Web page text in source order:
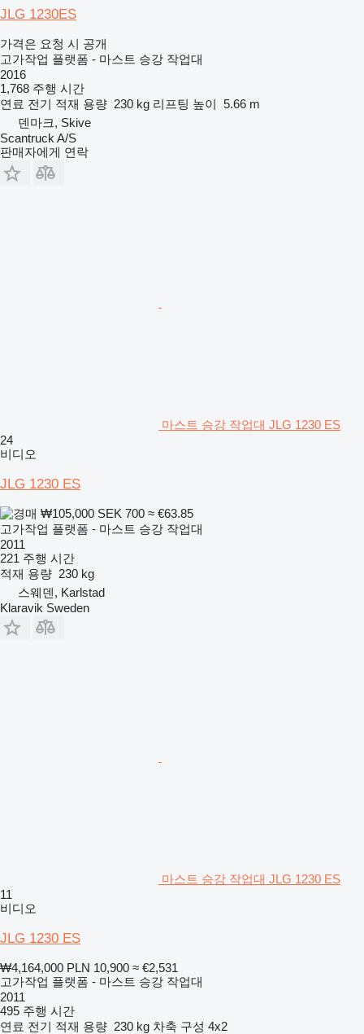
JLG 1230ES
가격은 요청 시 공개
고가작업 플랫폼 - 마스트 승강 작업대
2016
1,768 주행 시간
연료 전기 적재 용량 230 kg 리프팅 높이 5.66 m
덴마크, Skive
Scantruck A/S
판매자에게 연락
마스트 승강 작업대 JLG 1230 ES
24
비디오
JLG 1230 ES
₩105,000 SEK 700 ≈ €63.85
고가작업 플랫폼 - 마스트 승강 작업대
2011
221 주행 시간
적재 용량 230 kg
스웨덴, Karlstad
Klaravik Sweden
마스트 승강 작업대 JLG 1230 ES
11
비디오
JLG 1230 ES
₩4,164,000 PLN 10,900 ≈ €2,531
고가작업 플랫폼 - 마스트 승강 작업대
2011
495 주행 시간
연료 전기 적재 용량 230 kg 차축 구성 4x2